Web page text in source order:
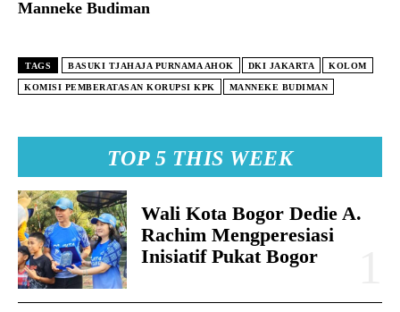
TOP 5 THIS WEEK
Wali Kota Bogor Dedie A.
Rachim Mengperesiasi
Inisiatif Pukat Bogor
Manneke Budiman
TAGS BASUKI TJAHAJA PURNAMA AHOK DKI JAKARTA KOLOM
KOMISI PEMBERATASAN KORUPSI KPK MANNEKE BUDIMAN